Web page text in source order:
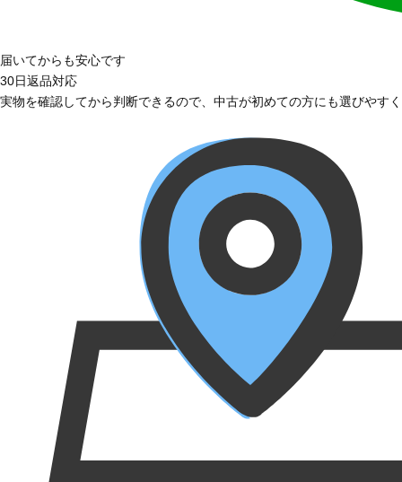
届いてからも安心です
30日返品対応
実物を確認してから判断できるので、中古が初めての方にも選びやす